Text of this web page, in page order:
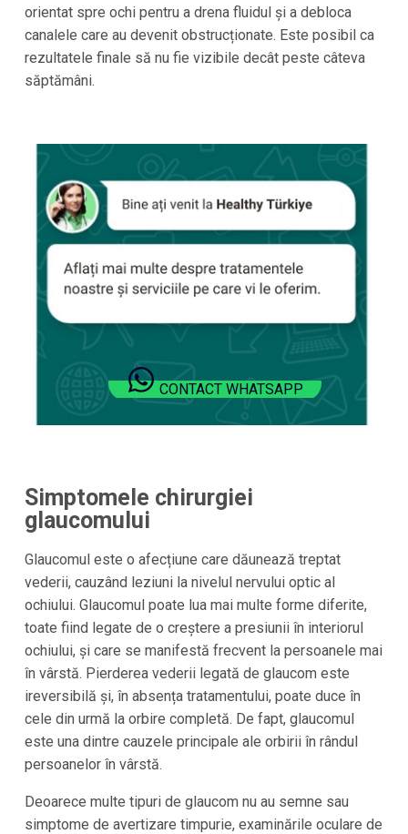
orientat spre ochi pentru a drena fluidul și a debloca
canalele care au devenit obstrucționate. Este posibil ca
rezultatele finale să nu fie vizibile decât peste câteva
săptămâni.
CONTACT WHATSAPP
Simptomele chirurgiei
glaucomului
Glaucomul este o afecțiune care dăunează treptat
vederii, cauzând leziuni la nivelul nervului optic al
ochiului. Glaucomul poate lua mai multe forme diferite,
toate fiind legate de o creștere a presiunii în interiorul
ochiului, și care se manifestă frecvent la persoanele mai
în vârstă. Pierderea vederii legată de glaucom este
ireversibilă și, în absența tratamentului, poate duce în
cele din urmă la orbire completă. De fapt, glaucomul
este una dintre cauzele principale ale orbirii în rândul
persoanelor în vârstă.
Deoarece multe tipuri de glaucom nu au semne sau
simptome de avertizare timpurie, examinările oculare de